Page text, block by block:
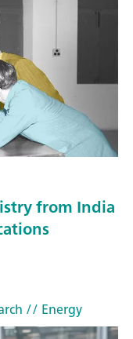
from India
// Energy